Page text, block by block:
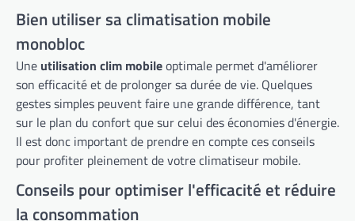
Bien utiliser sa climatisation mobile
monobloc
Une utilisation clim mobileoptimale permet d'améliorer
son efficacité et de prolonger sa durée de vie. Quelques
gestes simples peuvent faire une grande différence, tant
sur le plan du confort que sur celui des économies d'énergie.
Il est donc important de prendre en compte ces conseils
pour profiter pleinement de votre climatiseur mobile.
Conseils pour optimiser l'efficacité et réduire
la consommation